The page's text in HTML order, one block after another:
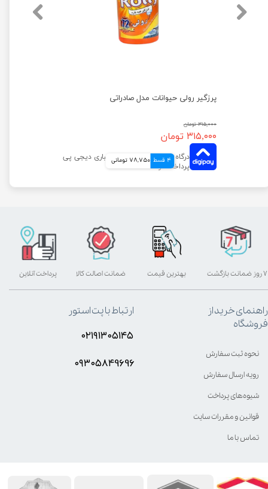
پرزگیر رولی حیوانات مدل صادراتی
۳۱۵,۰۰۰ تومان
۳۱۵,۰۰۰ تومان
4 قسط 78,750 تومانی
بهترین قیمت پرداخت آنلاین ۷ روز ضمانت بازگشت ضمانت اصالت کالا
راهنمای خرید از
فروشگاه
نحوه ثبت سفارش
رویه ارسال سفارش
شیوه‌های پرداخت
قوانین و مقررات سایت
تماس با ما
ارتباط با پت استور
۰۲۱۹۱۳۰۵۱۴۵
۰۹۳۰۵8۴9696